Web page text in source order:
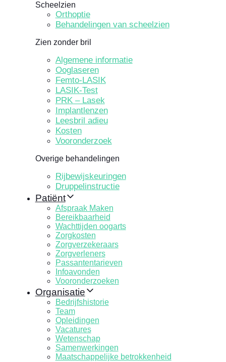
Scheelzien
Orthoptie
Behandelingen van scheelzien
Zien zonder bril
Algemene informatie
Ooglaseren
Femto-LASIK
LASIK-Test
PRK – Lasek
Implantlenzen
Leesbril adieu
Kosten
Vooronderzoek
Overige behandelingen
Rijbewijskeuringen
Druppelinstructie
Patiënt
Afspraak Maken
Bereikbaarheid
Wachttijden oogarts
Zorgkosten
Zorgverzekeraars
Zorgverleners
Passantentarieven
Infoavonden
Vooronderzoeken
Organisatie
Bedrijfshistorie
Team
Opleidingen
Vacatures
Wetenschap
Samenwerkingen
Maatschappelijke betrokkenheid